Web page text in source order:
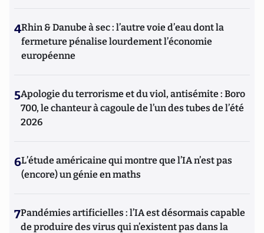
4Rhin & Danube à sec : l’autre voie d’eau dont la
fermeture pénalise lourdement l’économie
européenne
5Apologie du terrorisme et du viol, antisémite : Boro
700, le chanteur à cagoule de l’un des tubes de l’été
2026
6L’étude américaine qui montre que l’IA n’est pas
(encore) un génie en maths
7Pandémies artificielles : l’IA est désormais capable
de produire des virus qui n’existent pas dans la